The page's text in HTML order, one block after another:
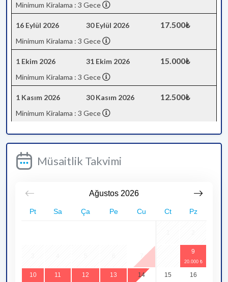
Minimum Kiralama : 3 Gece
16 Eylül 2026 30 Eylül 2026 17.500₺
Minimum Kiralama : 3 Gece
1 Ekim 2026 31 Ekim 2026 15.000₺
Minimum Kiralama : 3 Gece
1 Kasım 2026 30 Kasım 2026 12.500₺
Minimum Kiralama : 3 Gece
Müsaitlik Takvimi
Ağustos 2026
Pt Sa Ça Pe Cu Ct Pz
7
9
10 11 12 13 14 15 16